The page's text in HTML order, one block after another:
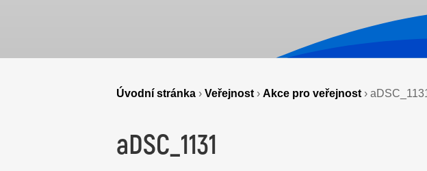
Úvodní stránka › Veřejnost › Akce pro veřejnost ›
aDSC_1131